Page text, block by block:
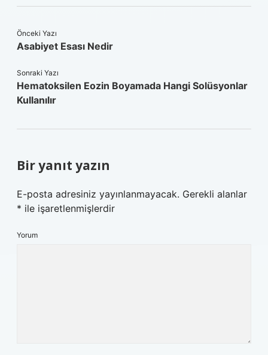
Önceki Yazı
Asabiyet Esası Nedir
Sonraki Yazı
Hematoksilen Eozin Boyamada Hangi Solüsyonlar
Kullanılır
Bir yanıt yazın
E-posta adresiniz yayınlanmayacak. Gerekli alanlar
* ile işaretlenmişlerdir
Yorum